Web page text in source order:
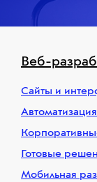
Веб-
Сайты и
Готовые
Мобильная